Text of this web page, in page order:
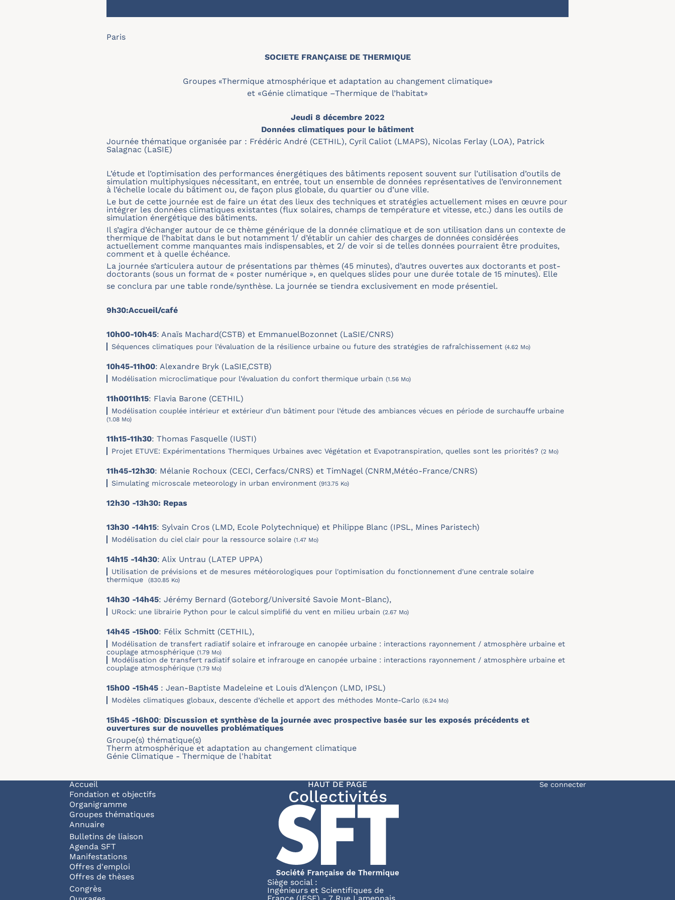
Paris
SOCIETE FRANÇAISE DE THERMIQUE
Groupes «Thermique atmosphérique et adaptation au changement climatique»
et «Génie climatique –Thermique de l’habitat»
Jeudi 8 décembre 2022
Données climatiques pour le bâtiment
Journée thématique organisée par : Frédéric André (CETHIL), Cyril Caliot (LMAPS), Nicolas Ferlay (LOA), Patrick
Salagnac (LaSIE)
L’étude et l’optimisation des performances énergétiques des bâtiments reposent souvent sur l’utilisation d’outils de
simulation multiphysiques nécessitant, en entrée, tout un ensemble de données représentatives de l’environnement
à l’échelle locale du bâtiment ou, de façon plus globale, du quartier ou d’une ville.
Le but de cette journée est de faire un état des lieux des techniques et stratégies actuellement mises en œuvre pour
intégrer les données climatiques existantes (flux solaires, champs de température et vitesse, etc.) dans les outils de
simulation énergétique des bâtiments.
Il s’agira d’échanger autour de ce thème générique de la donnée climatique et de son utilisation dans un contexte de
thermique de l’habitat dans le but notamment 1/ d’établir un cahier des charges de données considérées
actuellement comme manquantes mais indispensables, et 2/ de voir si de telles données pourraient être produites,
comment et à quelle échéance.
La journée s’articulera autour de présentations par thèmes (45 minutes), d’autres ouvertes aux doctorants et post-
doctorants (sous un format de « poster numérique », en quelques slides pour une durée totale de 15 minutes). Elle
se conclura par une table ronde/synthèse. La journée se tiendra exclusivement en mode présentiel.
9h30:Accueil/café
10h00-10h45: Anaïs Machard(CSTB) et EmmanuelBozonnet (LaSIE/CNRS)
Séquences climatiques pour l’évaluation de la résilience urbaine ou future des stratégies de rafraîchissement (4.62 Mo)
10h45-11h00: Alexandre Bryk (LaSIE,CSTB)
Modélisation microclimatique pour l’évaluation du confort thermique urbain (1.56 Mo)
11h0011h15: Flavia Barone (CETHIL)
Modélisation couplée intérieur et extérieur d'un bâtiment pour l’étude des ambiances vécues en période de surchauffe urbaine
(1.08 Mo)
11h15-11h30: Thomas Fasquelle (IUSTI)
Projet ETUVE: Expérimentations Thermiques Urbaines avec Végétation et Evapotranspiration, quelles sont les priorités? (2 Mo)
11h45-12h30: Mélanie Rochoux (CECI, Cerfacs/CNRS) et TimNagel (CNRM,Météo-France/CNRS)
Simulating microscale meteorology in urban environment (913.75 Ko)
12h30 -13h30: Repas
13h30 -14h15: Sylvain Cros (LMD, Ecole Polytechnique) et Philippe Blanc (IPSL, Mines Paristech)
Modélisation du ciel clair pour la ressource solaire (1.47 Mo)
14h15 -14h30: Alix Untrau (LATEP UPPA)
Utilisation de prévisions et de mesures météorologiques pour l'optimisation du fonctionnement d'une centrale solaire
thermique
(830.85 Ko)
14h30 -14h45: Jérémy Bernard (Goteborg/Université Savoie Mont-Blanc),
URock: une librairie Python pour le calcul simplifié du vent en milieu urbain (2.67 Mo)
14h45 -15h00: Félix Schmitt (CETHIL),
Modélisation de transfert radiatif solaire et infrarouge en canopée urbaine : interactions rayonnement / atmosphère urbaine et
couplage atmosphérique (1.79 Mo)
Modélisation de transfert radiatif solaire et infrarouge en canopée urbaine : interactions rayonnement / atmosphère urbaine et
couplage atmosphérique (1.79 Mo)
15h00 -15h45 : Jean-Baptiste Madeleine et Louis d’Alençon (LMD, IPSL)
Modèles climatiques globaux, descente d’échelle et apport des méthodes Monte-Carlo (6.24 Mo)
15h45 -16h00: Discussion et synthèse de la journée avec prospective basée sur les exposés précédents et
ouvertures sur de nouvelles problématiques
Groupe(s) thématique(s)
Therm atmosphérique et adaptation au changement climatique
Génie Climatique - Thermique de l'habitat
Navigation principale
Accueil
Fondation et objectifs
Organigramme
Groupes thématiques
Annuaire
Bulletins de liaison
Agenda SFT
Manifestations
Offres d'emploi
Offres de thèses
Congrès
HAUT DE PAGE
Collectivités
Siège social :
Ingénieurs et Scientifiques de
Menu du compte de
Se connecter